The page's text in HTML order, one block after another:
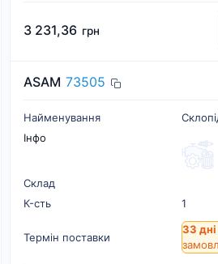
3 231,36 грн
ASAM 73505
Найменування
Інфо
Склад
К-cть
1
Термін поставки
33 дні